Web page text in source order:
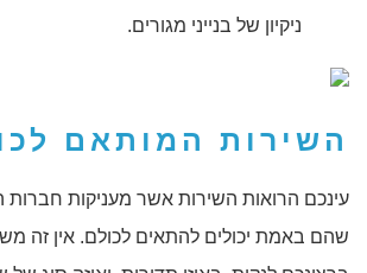
ניקיון של בנייני מגורים.
השירות המותאם
עינכם הרואות השירות אשר מעניקות חברות
שהם באמת יכולים להתאים לכולם. אין זה